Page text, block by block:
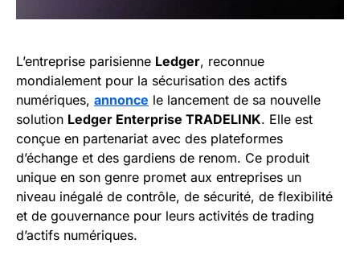
L’entreprise parisienne Ledger, reconnue
mondialement pour la sécurisation des actifs
numériques, annonce le lancement de sa nouvelle
solution Ledger Enterprise TRADELINK. Elle est
conçue en partenariat avec des plateformes
d’échange et des gardiens de renom. Ce produit
unique en son genre promet aux entreprises un
niveau inégalé de contrôle, de sécurité, de flexibilité
et de gouvernance pour leurs activités de trading
d’actifs numériques.